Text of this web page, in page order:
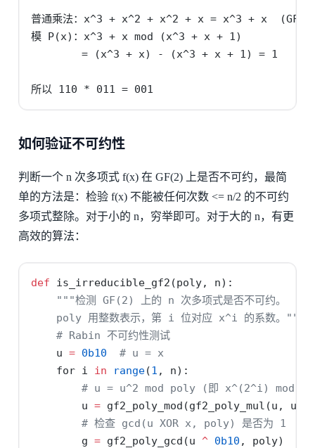
普通乘法：x^3 + x^2 + x^2 + x = x^3 + x
模 P(x)：x^3 + x mod (x^3 + x + 1)
= (x^3 + x) - (x^3 + x + 1) = 1    (
所以 110 * 011 = 001
如何验证不可约性
判断一个 n 次多项式 f(x) 在 GF(2) 上是否不可约，最简
单的方法是：检验 f(x) 不能被任何次数 <= n/2 的不可约
多项式整除。对于小的 n，穷举即可。对于大的 n，有更
高效的算法：
def is_irreducible_gf2(poly, n):
"""检测 GF(2) 上的 n 次多项式是否不可约。
    poly 用整数表示，第 i 位对应 x^i 的系数。"""
# Rabin 不可约性测试
    u
= 0b10
# u = x
for i in range(1 , n):
# u = u^2 mod poly (即 x^(2^i) mod
        u
= gf2_poly_mod(gf2_poly_mul(u,
# 检查 gcd(u XOR x, poly) 是否为 1
        g
= gf2_poly_gcd(u ^ 0b10 , poly)